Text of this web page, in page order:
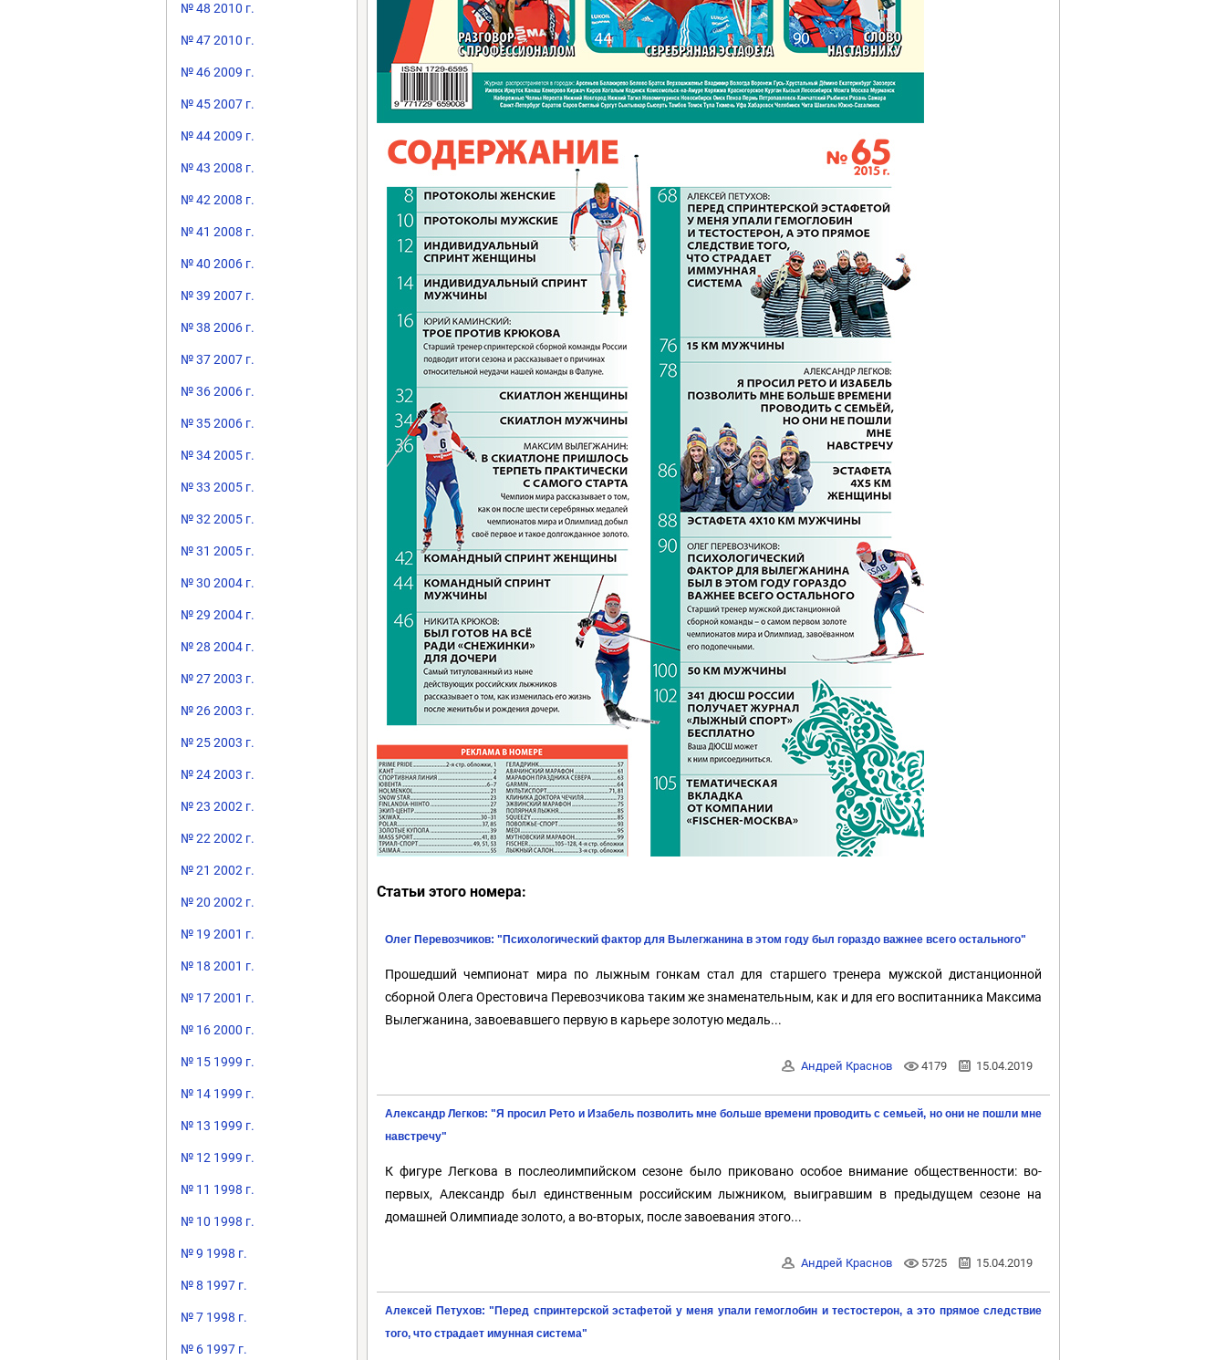
№ 48 2010 г.
№ 47 2010 г.
№ 46 2009 г.
№ 45 2007 г.
№ 44 2009 г.
№ 43 2008 г.
№ 42 2008 г.
№ 41 2008 г.
№ 40 2006 г.
№ 39 2007 г.
№ 38 2006 г.
№ 37 2007 г.
№ 36 2006 г.
№ 35 2006 г.
№ 34 2005 г.
№ 33 2005 г.
№ 32 2005 г.
№ 31 2005 г.
№ 30 2004 г.
№ 29 2004 г.
№ 28 2004 г.
№ 27 2003 г.
№ 26 2003 г.
№ 25 2003 г.
№ 24 2003 г.
№ 23 2002 г.
№ 22 2002 г.
№ 21 2002 г.
№ 20 2002 г.
№ 19 2001 г.
№ 18 2001 г.
№ 17 2001 г.
№ 16 2000 г.
№ 15 1999 г.
№ 14 1999 г.
№ 13 1999 г.
№ 12 1999 г.
№ 11 1998 г.
№ 10 1998 г.
№ 9 1998 г.
№ 8 1997 г.
№ 7 1998 г.
№ 6 1997 г.
Статьи этого номера:
Олег Перевозчиков: "Психологический фактор для Вылегжанина в этом году был гораздо важнее всего остального"
Прошедший чемпионат мира по лыжным гонкам стал для старшего тренера мужской дистанционной
сборной Олега Орестовича Перевозчикова таким же знаменательным, как и для его воспитанника Максима
Вылегжанина, завоевавшего первую в карьере золотую медаль...
Андрей Краснов 4179 15.04.2019
Александр Легков: "Я просил Рето и Изабель позволить мне больше времени проводить с семьей, но они не пошли мне
навстречу"
К фигуре Легкова в послеолимпийском сезоне было приковано особое внимание общественности: во-
первых, Александр был единственным российским лыжником, выигравшим в предыдущем сезоне на
домашней Олимпиаде золото, а во-вторых, после завоевания этого...
Андрей Краснов 5725 15.04.2019
Алексей Петухов: "Перед спринтерской эстафетой у меня упали гемоглобин и тестостерон, а это прямое следствие
того, что страдает имунная система"